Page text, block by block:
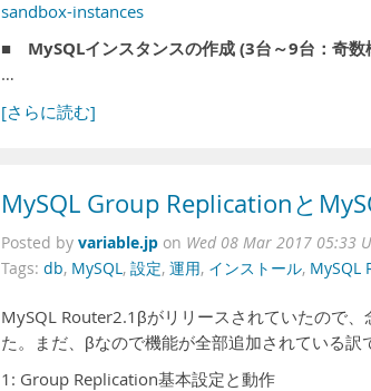
sandbox-instances
■ MySQLインスタンスの作成 (3台～9台：奇数
…
[さらに読む]
MySQL Group Replicationと
Posted by variable.jp on Wed 08 Mar 2017 05:33
Tags: db, MySQL, 設定, 運用, インストール, MySQL
MySQL Router2.1βがリリースされていたので
た。まだ、βなので機能が全部追加されている訳
1: Group Replication基本設定と動作